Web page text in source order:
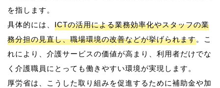
を指します。
具体的には、 ICTの活用による業務効率化やスタッフの業
務分担の見直し、職場環境の改善などが挙げられます。こ
れにより、介護サービスの価値が高まり、利用者だけでな
く介護職員にとっても働きやすい環境が実現します。
厚労省は、こうした取り組みを促進するために補助金や加